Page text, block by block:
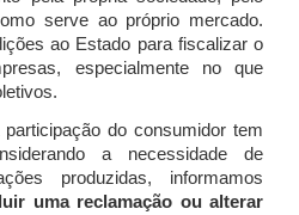
serve ao próprio mercado.
ao Estado para fiscalizar o
especialmente no que
do consumidor tem
a necessidade de
produzidas, informamos
uma reclamação ou alterar